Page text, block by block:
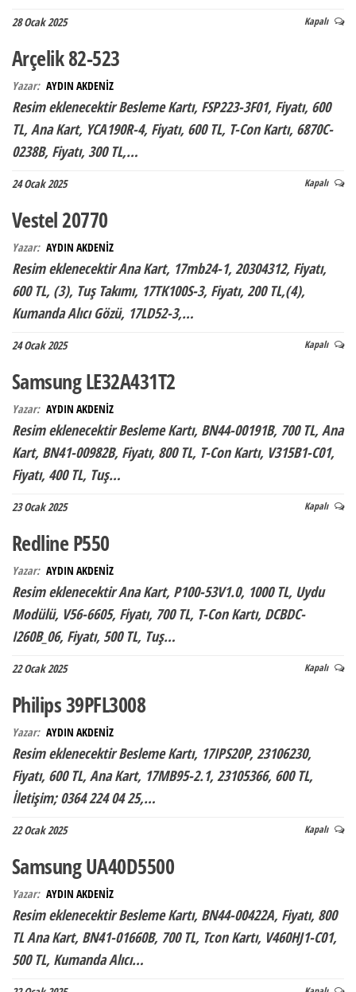
28 Ocak 2025 Kapalı
Arçelik 82-523
Yazar: AYDIN AKDENİZ
Resim eklenecektir Besleme Kartı, FSP223-3F01, Fiyatı, 600
TL, Ana Kart, YCA190R-4, Fiyatı, 600 TL, T-Con Kartı, 6870C-
0238B, Fiyatı, 300 TL,…
24 Ocak 2025 Kapalı
Vestel 20770
Yazar: AYDIN AKDENİZ
Resim eklenecektir Ana Kart, 17mb24-1, 20304312, Fiyatı,
600 TL, (3), Tuş Takımı, 17TK100S-3, Fiyatı, 200 TL,(4),
Kumanda Alıcı Gözü, 17LD52-3,…
24 Ocak 2025 Kapalı
Samsung LE32A431T2
Yazar: AYDIN AKDENİZ
Resim eklenecektir Besleme Kartı, BN44-00191B, 700 TL, Ana
Kart, BN41-00982B, Fiyatı, 800 TL, T-Con Kartı, V315B1-C01,
Fiyatı, 400 TL, Tuş…
23 Ocak 2025 Kapalı
Redline P550
Yazar: AYDIN AKDENİZ
Resim eklenecektir Ana Kart, P100-53V1.0, 1000 TL, Uydu
Modülü, V56-6605, Fiyatı, 700 TL, T-Con Kartı, DCBDC-
I260B_06, Fiyatı, 500 TL, Tuş…
22 Ocak 2025 Kapalı
Philips 39PFL3008
Yazar: AYDIN AKDENİZ
Resim eklenecektir Besleme Kartı, 17IPS20P, 23106230,
Fiyatı, 600 TL, Ana Kart, 17MB95-2.1, 23105366, 600 TL,
İletişim; 0364 224 04 25,…
22 Ocak 2025 Kapalı
Samsung UA40D5500
Yazar: AYDIN AKDENİZ
Resim eklenecektir Besleme Kartı, BN44-00422A, Fiyatı, 800
TL Ana Kart, BN41-01660B, 700 TL, Tcon Kartı, V460HJ1-C01,
500 TL, Kumanda Alıcı…